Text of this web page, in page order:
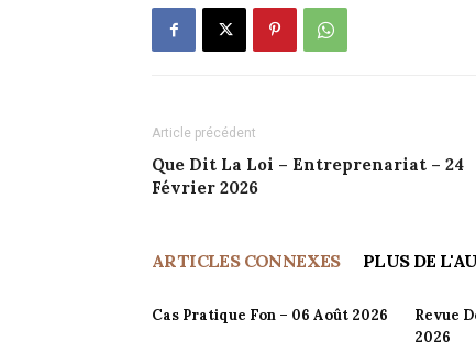
Article précédent
Que Dit La Loi – Entreprenariat – 24
Février 2026
ARTICLES CONNEXES PLUS DE
Cas Pratique Fon – 06 Août 2026
Revue
2026